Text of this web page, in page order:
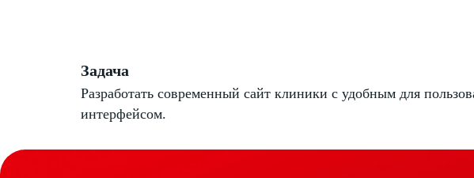
Задача
Разработать современный сайт клиники с удобным для
интерфейсом.